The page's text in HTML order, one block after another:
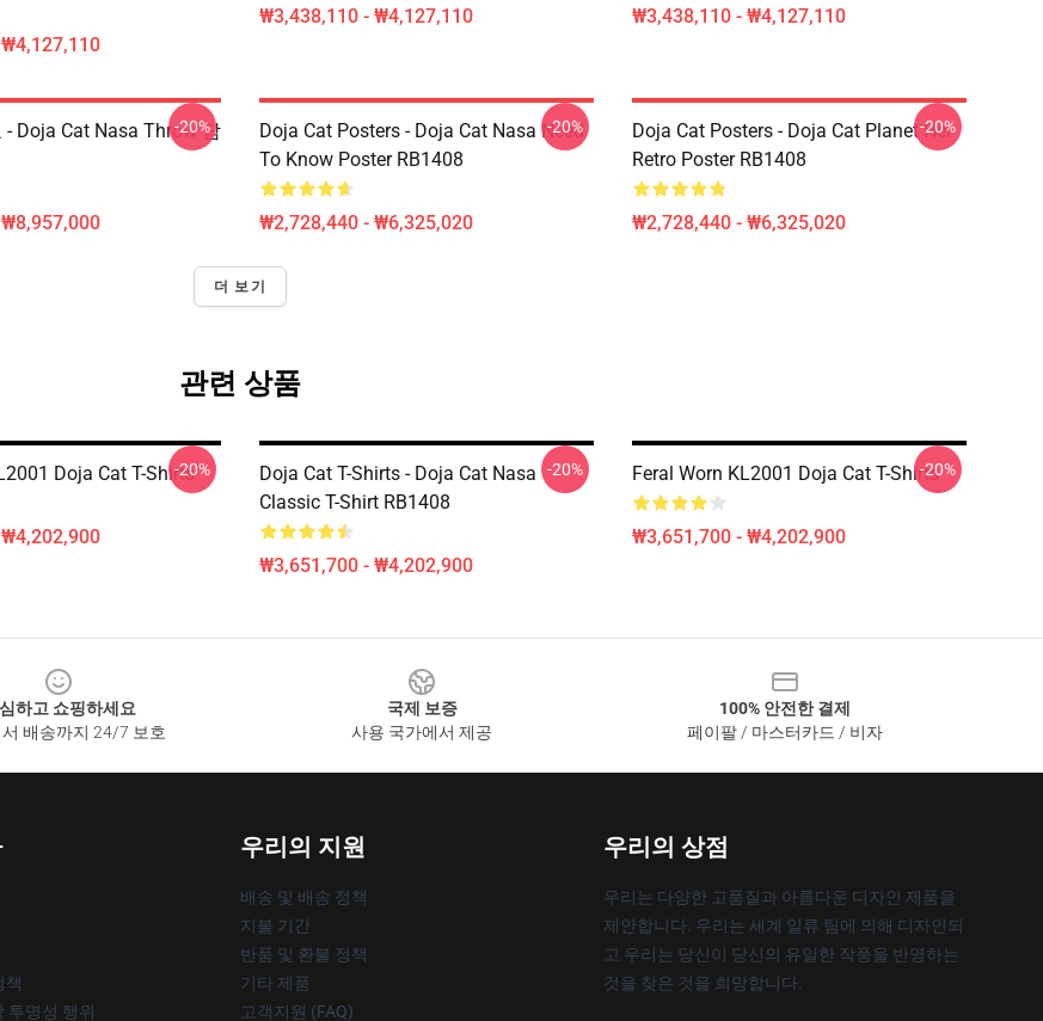
₩3,438,110 - ₩4,127,110 ₩3,438,110 - ₩4,127,110
- Doja Cat Nasa Throw 담
-20%
Doja Cat Posters - Doja Cat Nasa Need
To Know Poster RB1408
₩2,728,440 - ₩6,325,020
-20%
Doja Cat Posters - Doja Cat Planet Her
Retro Poster RB1408
₩2,728,440 - ₩6,325,020
-20%
더 보기
관련 상품
Doja Cat T-Shirts-20%
Doja Cat T-Shirts - Doja Cat Nasa
Classic T-Shirt RB1408
₩3,651,700 - ₩4,202,900
-20% Feral Worn KL2001 Doja Cat T-Shirts
₩3,651,700 - ₩4,202,900
-20%
하고 쇼핑하세요
배송까지 24/7 보호
국제 보증
사용 국가에서 제공
100% 안전한 결제
페이팔 / 마스터카드 / 비자
책
투명성 행위
우리의 지원
배송 및 배송 정책
지불 기간
반품 및 환불 정책
기타 제품
고객지원 (FAQ)
우리의 상점
우리는 다양한 고품질과 아름다운 디자인 제품을
제안합니다. 우리는 세계 일류 팀에 의해 디자인되
고 우리는 당신이 당신의 유일한 작풍을 반영하는
것을 찾은 것을 희망합니다.